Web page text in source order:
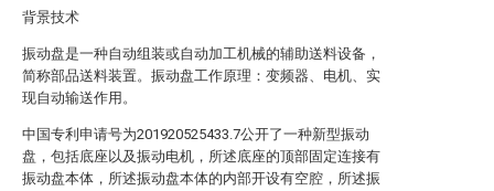
背景技术
振动盘是一种自动组装或自动加工机械的辅助送料设备，
简称部品送料装置。振动盘工作原理：变频器、电机、实
现自动输送作用。
中国专利申请号为201920525433.7公开了一种新型振动
盘，包括底座以及振动电机，所述底座的顶部固定连接有
振动盘本体，所述振动盘本体的内部开设有空腔，所述振